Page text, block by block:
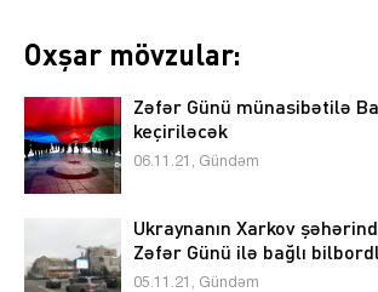
Oxşar mövzular:
Zəfər Günü münasibətilə
keçiriləcək
06.11.21, Gündəm
Ukraynanın Xarkov
Zəfər Günü ilə bağlı
05.11.21, Gündəm